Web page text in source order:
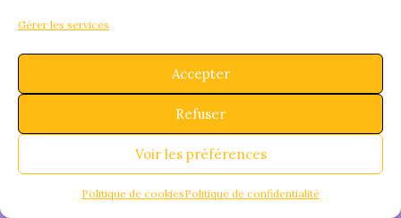
Gérer les services
Accepter
Refuser
Voir les préférences
Politique de cookiesPolitique de confidentialité